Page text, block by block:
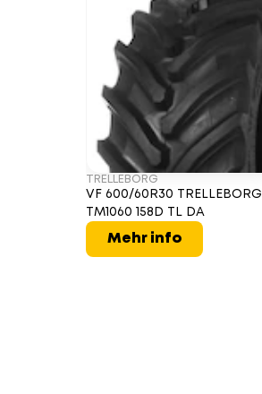
TRELLEBORG
VF 600/60R30 TRELLEBORG
TM1060 158D TL DA
Mehr info